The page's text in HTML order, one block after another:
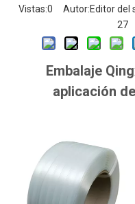
Vistas:0 Autor:Editor del
27
Embalaje
aplicación